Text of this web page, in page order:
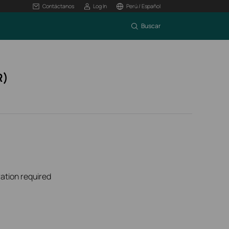
Contáctanos Log In Perú / Español
Buscar
required